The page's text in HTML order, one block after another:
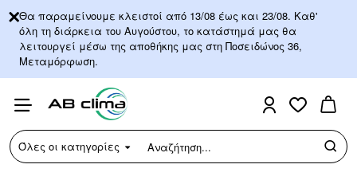
Θα παραμείνουμε κλειστοί από 13/08 έως και 23/08. Καθ'
όλη τη διάρκεια του Αυγούστου, το κατάστημά μας θα
λειτουργεί μέσω της αποθήκης μας στη Ποσειδώνος 36,
Μεταμόρφωση.
Όλες οι κατηγορίες
Αναζήτηση...